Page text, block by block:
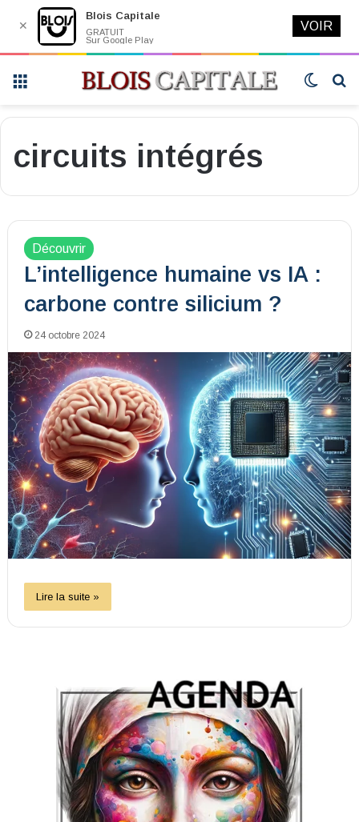
Switch
circuits intégrés
Découvrir
L’intelligence humaine vs IA :
carbone contre silicium ?
24 octobre 2024
Lire la suite »
✕
Blois Capitale
GRATUIT
Sur Google Play
VOIR